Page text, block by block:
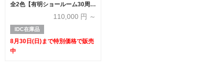
全2色【有明ショールーム30周年
110,000 円 ～
IDC在庫品
8月30日(日)まで特別価格で販売
中